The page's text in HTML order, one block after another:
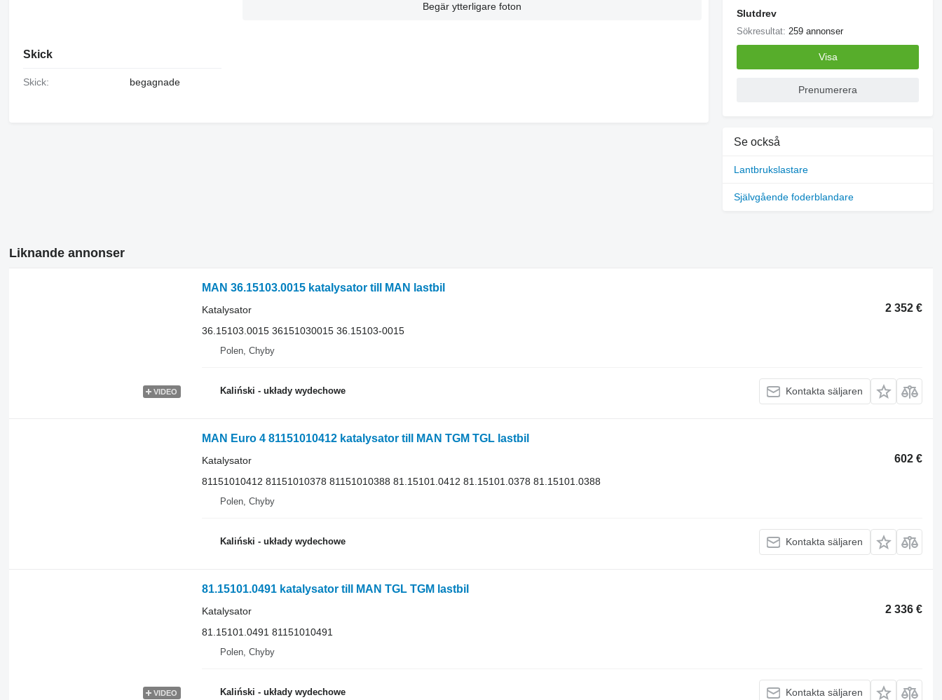
Begär ytterligare foton
Skick
Skick: begagnade
Slutdrev
Sökresultat: 259 annonser
Visa
Prenumerera
Se också
Lantbrukslastare
Självgående foderblandare
Liknande annonser
VIDEO
MAN 36.15103.0015 katalysator till MAN lastbil
2 352 €
Katalysator
36.15103.0015 36151030015 36.15103-0015
Polen, Chyby
Kaliński - układy wydechowe Kontakta säljaren
MAN Euro 4 81151010412 katalysator till MAN TGM TGL lastbil
602 €
Katalysator
81151010412 81151010378 81151010388 81.15101.0412 81.15101.0378 81.15101.0388
Polen, Chyby
Kaliński - układy wydechowe Kontakta säljaren
VIDEO
81.15101.0491 katalysator till MAN TGL TGM lastbil
2 336 €
Katalysator
81.15101.0491 81151010491
Polen, Chyby
Kaliński - układy wydechowe Kontakta säljaren